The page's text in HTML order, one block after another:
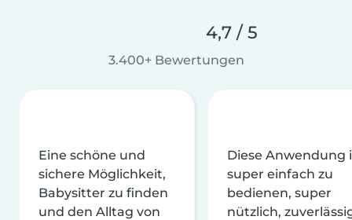
4,7 / 5
3.400+ Bewertungen
Eine schöne und
sichere Möglichkeit,
Babysitter zu finden
und den Alltag von
Diese Anwendung
super einfach zu
bedienen, super
nützlich,